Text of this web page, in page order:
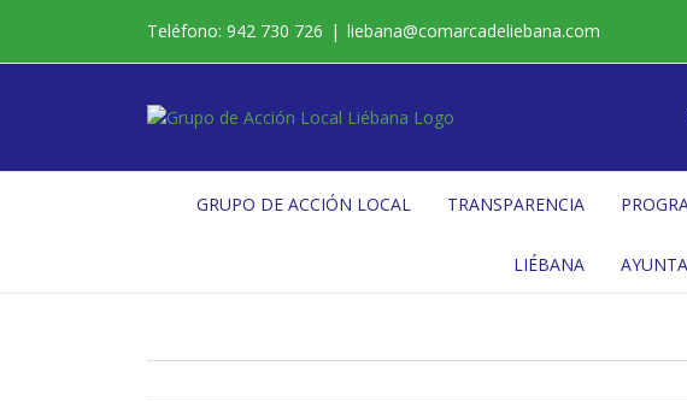
contenido
Teléfono: 942 730 726 | liebana@comarcadeliebana.com
GRUPO DE ACCIÓN LOCAL TRANSPARENCIA
LIÉBANA